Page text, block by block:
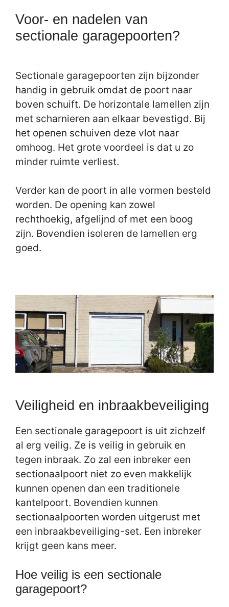
Voor- en nadelen van
sectionale garagepoorten?
Sectionale garagepoorten zijn bijzonder
handig in gebruik omdat de poort naar
boven schuift. De horizontale lamellen zijn
met scharnieren aan elkaar bevestigd. Bij
het openen schuiven deze vlot naar
omhoog. Het grote voordeel is dat u zo
minder ruimte verliest.
Verder kan de poort in alle vormen besteld
worden. De opening kan zowel
rechthoekig, afgelijnd of met een boog
zijn. Bovendien isoleren de lamellen erg
goed.
Veiligheid en inbraakbeveiliging
Een sectionale garagepoort is uit zichzelf
al erg veilig. Ze is veilig in gebruik en
tegen inbraak. Zo zal een inbreker een
sectionaalpoort niet zo even makkelijk
kunnen openen dan een traditionele
kantelpoort. Bovendien kunnen
sectionaalpoorten worden uitgerust met
een inbraakbeveiliging-set. Een inbreker
krijgt geen kans meer.
Hoe veilig is een sectionale
garagepoort?